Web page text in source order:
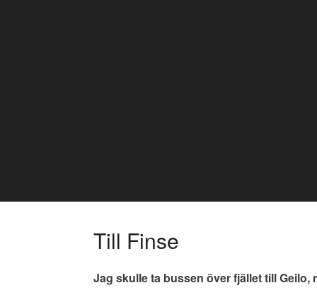
Till Finse
Jag skulle ta bussen över fjället till